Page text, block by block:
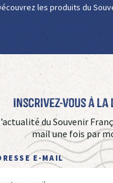
les produits du
Inscrivez-vous à
du Souvenir
mail une fois par
E-MAIL